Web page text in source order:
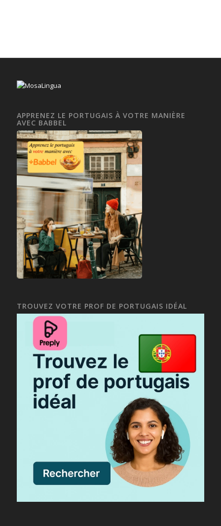
APPRENEZ LE PORTUGAIS À VOTRE MANIÈRE
AVEC BABBEL
TROUVEZ VOTRE PROF DE PORTUGAIS IDÉAL